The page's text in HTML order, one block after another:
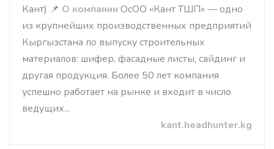
Кант) 📌 О компании ОсОО «Кант ТШП» — одно
из крупнейших производственных предприятий
Кыргызстана по выпуску строительных
материалов: шифер, фасадные листы, сайдинг и
другая продукция. Более 50 лет компания
успешно работает на рынке и входит в число
ведущих...
kant.headhunter.kg